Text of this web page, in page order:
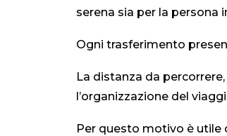
serena sia per la persona
Ogni trasferimento
La distanza da
l’organizzazione del
Per questo motivo è utile